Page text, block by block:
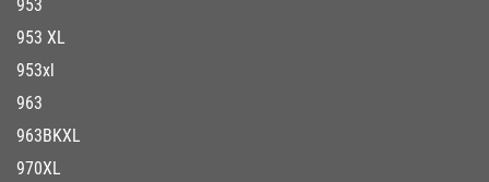
953
953 XL
953xl
963
963BKXL
970XL